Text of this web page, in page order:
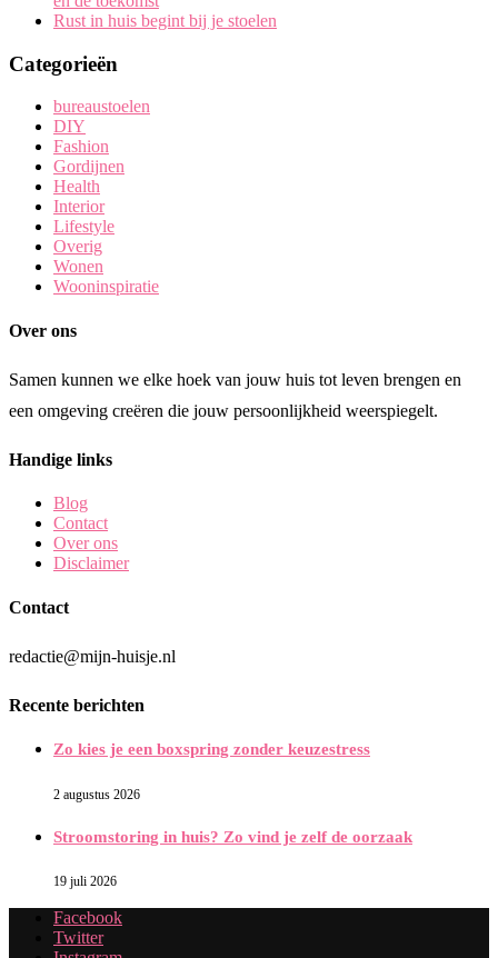
Rust in huis begint bij je stoelen
Categorieën
bureaustoelen
DIY
Fashion
Gordijnen
Health
Interior
Lifestyle
Overig
Wonen
Wooninspiratie
Over ons
Samen kunnen we elke hoek van jouw huis tot leven brengen en
een omgeving creëren die jouw persoonlijkheid weerspiegelt.
Handige links
Blog
Contact
Over ons
Disclaimer
Contact
redactie@mijn-huisje.nl
Recente berichten
Zo kies je een boxspring zonder keuzestress
2 augustus 2026
Stroomstoring in huis? Zo vind je zelf de oorzaak
19 juli 2026
Facebook
Twitter